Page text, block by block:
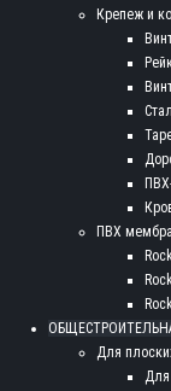
Крепеж и
ПВХ
Для
Для